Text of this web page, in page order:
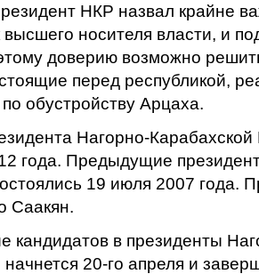
НКР назвал крайне
высшего носителя власти, и
доверию возможно
перед республикой,
обустройству Арцаха.
Нагорно-Карабахской
года. Предыдущие
19 июля 2007 года.
Саакян.
кандидатов в президенты
начнется 20-го апреля и